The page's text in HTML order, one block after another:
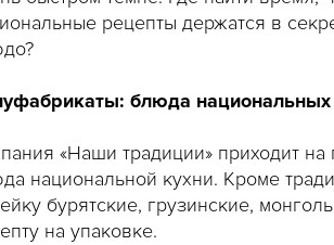
рецепты держатся в
блюда национальных
«Наши традиции» приходит
национальной кухни. Кроме
бурятские, грузинские,
на упаковке.